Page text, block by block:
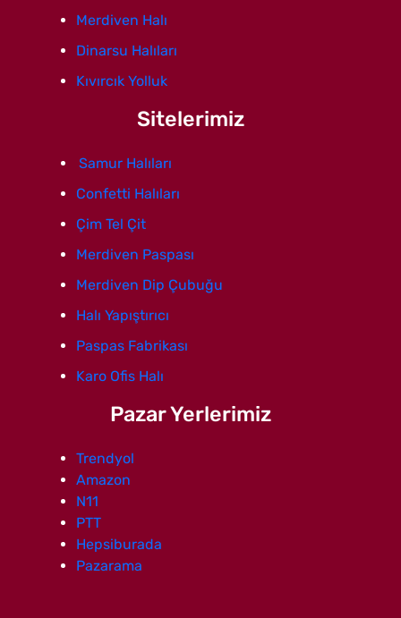
Merdiven Halı
Dinarsu Halıları
Kıvırcık Yolluk
Sitelerimiz
Samur Halıları
Confetti Halıları
Çim Tel Çit
Merdiven Paspası
Merdiven Dip Çubuğu
Halı Yapıştırıcı
Paspas Fabrikası
Karo Ofis Halı
Pazar Yerlerimiz
Trendyol
Amazon
N11
PTT
Hepsiburada
Pazarama